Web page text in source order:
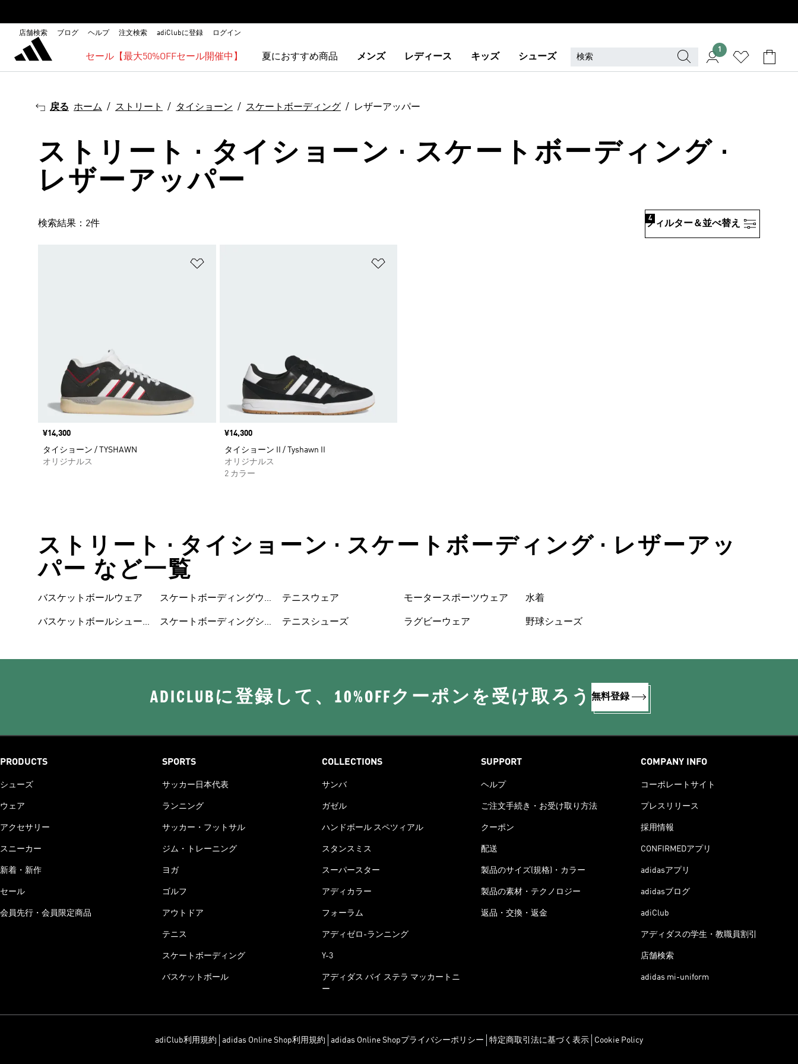
店舗検索 ブログ ヘルプ 注文検索 adiClubに登録 ログイン
セール【最大50%OFFセール開催中】 夏におすすめ商品 メンズ レディース キッズ シューズ
1
戻る ホーム ストリート タイショーン スケートボーディング レザーアッパー
ストリート · タイショーン · スケートボーディング ·
レザーアッパー
検索結果：2件 フィルター＆並べ替え
4
価格
¥14,300
タイショーン / TYSHAWN
オリジナルス
価格
¥14,300
タイショーン II / Tyshawn II
オリジナルス
2 カラー
ストリート • タイショーン • スケートボーディング • レザーアッ
パー など一覧
バスケットボールウェア
バスケットボールシュー
ズ
スケートボーディングウ
スケートボーディングシ
ューズ
テニスウェア
テニスシューズ
モータースポーツウェア
ラグビーウェア
水着
野球シューズ
ADICLUBに登録して、10%OFFクーポンを受け取ろう 無料登録
PRODUCTS
シューズ
ウェア
アクセサリー
スニーカー
新着・新作
セール
会員先行・会員限定商品
SPORTS
サッカー日本代表
ランニング
サッカー・フットサル
ジム・トレーニング
ヨガ
ゴルフ
アウトドア
テニス
スケートボーディング
バスケットボール
COLLECTIONS
サンバ
ガゼル
ハンドボール スペツィアル
スタンスミス
スーパースター
アディカラー
フォーラム
アディゼロ-ランニング
Y-3
アディダス バイ ステラ マッカートニ
ー
SUPPORT
ヘルプ
ご注文手続き・お受け取り方法
クーポン
配送
製品のサイズ(規格)・カラー
製品の素材・テクノロジー
返品・交換・返金
COMPANY INFO
コーポレートサイト
プレスリリース
採用情報
CONFIRMEDアプリ
adidasアプリ
adidasブログ
adiClub
アディダスの学生・教職員割引
店舗検索
adidas mi-uniform
adiClub利用規約 adidas Online Shop利用規約 adidas Online Shopプライバシーポリシー 特定商取引法に基づく表示 Cookie Policy